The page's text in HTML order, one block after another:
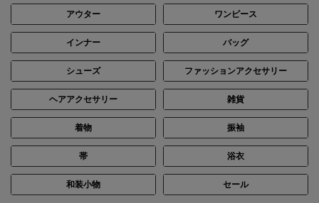
アウター ワンピース
インナー バッグ
シューズ ファッションアクセサリー
ヘアアクセサリー 雑貨
着物 振袖
帯 浴衣
和装小物 セール